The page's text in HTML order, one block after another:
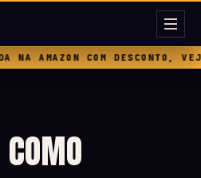
AMAZON COM DESCONTO,